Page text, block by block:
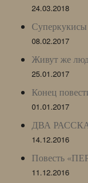
24.03.2018
Суперкукисы
08.02.2017
Живут же
25.01.2017
Конец
01.01.2017
ДВА
14.12.2016
Повесть
11.12.2016